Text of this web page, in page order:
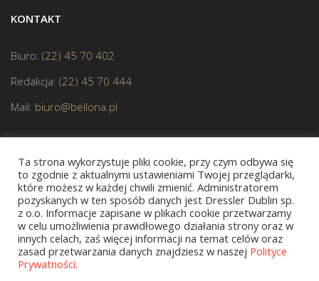
KONTAKT
Biuro: (22) 45 70 402
Redakcja: (22) 45 70 444
Mail: biuro@bellona.pl
JESTEŚMY CZŁONKIEM POLSKIEJ IZBY KSIĄŻKI
Ta strona wykorzystuje pliki cookie, przy czym odbywa się
to zgodnie z aktualnymi ustawieniami Twojej przeglądarki,
które możesz w każdej chwili zmienić. Administratorem
pozyskanych w ten sposób danych jest Dressler Dublin sp.
z o.o. Informacje zapisane w plikach cookie przetwarzamy
w celu umożliwienia prawidłowego działania strony oraz w
innych celach, zaś więcej informacji na temat celów oraz
zasad przetwarzania danych znajdziesz w naszej Polityce
Prywatności.